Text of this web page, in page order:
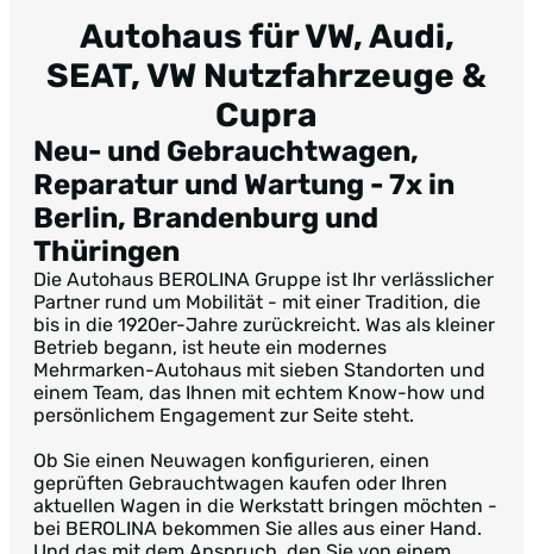
Autohaus für VW, Audi,
SEAT, VW Nutzfahrzeuge &
Cupra
Neu- und Gebrauchtwagen,
Reparatur und Wartung -7x in
Berlin, Brandenburg und
Thüringen
Die Autohaus BEROLINA Gruppe ist Ihr verlässlicher
Partner rund um Mobilität - mit einer Tradition, die
bis in die 1920er-Jahre zurückreicht. Was als kleiner
Betrieb begann, ist heute ein modernes
Mehrmarken-Autohaus mit sieben Standorten und
einem Team, das Ihnen mit echtem Know-how und
persönlichem Engagement zur Seite steht.
Ob Sie einen Neuwagen konfigurieren, einen
geprüften Gebrauchtwagen kaufen oder Ihren
aktuellen Wagen in die Werkstatt bringen möchten -
bei BEROLINA bekommen Sie alles aus einer Hand.